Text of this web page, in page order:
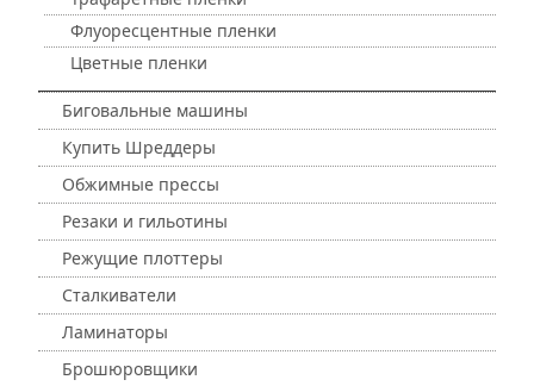
Флуоресцентные пленки
Цветные пленки
Биговальные машины
Купить Шреддеры
Обжимные прессы
Резаки и гильотины
Режущие плоттеры
Сталкиватели
Ламинаторы
Брошюровщики